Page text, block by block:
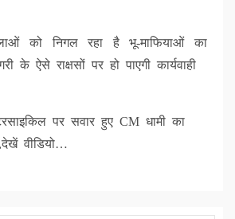
को निगल रहा है भू-माफियाओं का
के ऐसे राक्षसों पर हो पाएगी कार्यवाही
पर सवार हुए CM धामी का
वीडियो…